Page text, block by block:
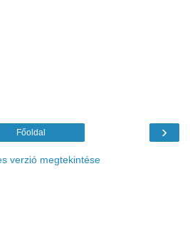
›
Főoldal
verzió megtekintése